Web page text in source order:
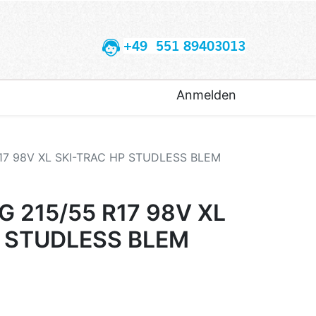
+49 551 89403013
Anmelden
98V XL SKI-TRAC HP STUDLESS BLEM
215/55 R17 98V XL
BLEM